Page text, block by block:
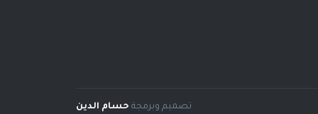
تصميم وبرمجة حسام الدين